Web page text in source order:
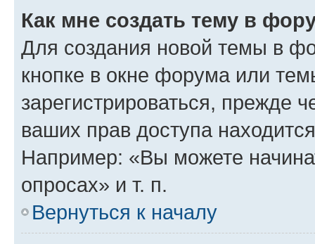
Как мне создать тему в
Для создания новой темы в
кнопке в окне форума или
зарегистрироваться, прежде
ваших прав доступа
Например: «Вы можете
опросах» и т. п.
Вернуться к началу